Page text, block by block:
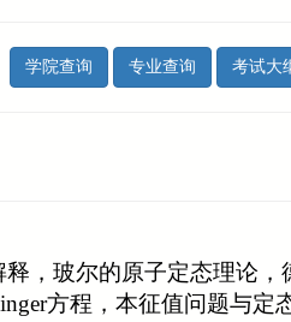
学院查询 专业查询 考试大
，玻尔的原子定态理论
方程，本征值问题与定